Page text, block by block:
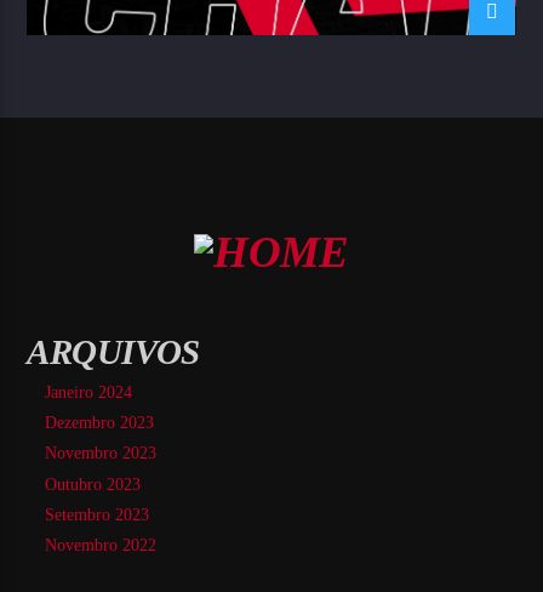
ARQUIVOS
Janeiro 2024
Dezembro 2023
Novembro 2023
Outubro 2023
Setembro 2023
Novembro 2022